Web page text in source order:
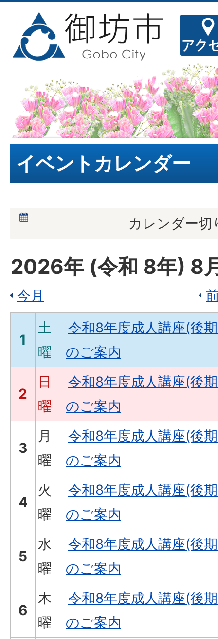
イベントカレンダー
カレンダー切
2026年 (令和 8年) 8
今月
1
土
曜
令和8年度成人講座(後
のご案内
2
日
曜
令和8年度成人講座(後
のご案内
3
月
曜
令和8年度成人講座(後
のご案内
4
火
曜
令和8年度成人講座(後
のご案内
5
水
曜
令和8年度成人講座(後
のご案内
6
木
曜
令和8年度成人講座(後
のご案内